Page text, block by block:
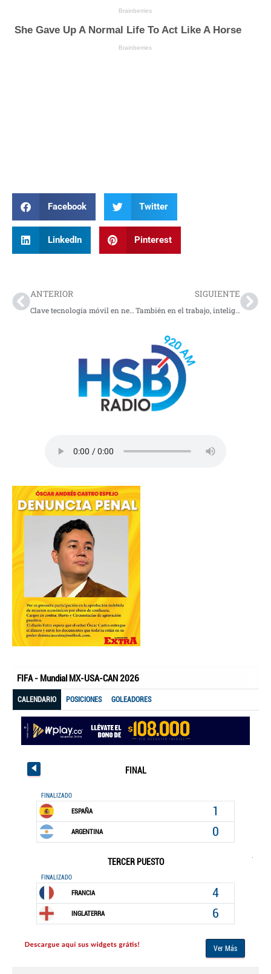
Facebook Twitter
LinkedIn Pinterest
ANTERIOR
Clave tecnología móvil en neobancos para diferenciarse
SIGUIENTE
También en el trabajo, inteligencia artificial puede ser un aliado